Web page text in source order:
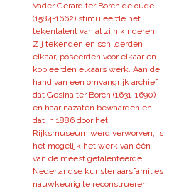
Vader Gerard ter Borch de oude
(1584-1662) stimuleerde het
tekentalent van al zijn kinderen.
Zij tekenden en schilderden
elkaar, poseerden voor elkaar en
kopieerden elkaars werk. Aan de
hand van een omvangrijk archief
dat Gesina ter Borch (1631-1690)
en haar nazaten bewaarden en
dat in 1886 door het
Rijksmuseum werd verworven, is
het mogelijk het werk van één
van de meest getalenteerde
Nederlandse kunstenaarsfamilies
nauwkeurig te reconstrueren.